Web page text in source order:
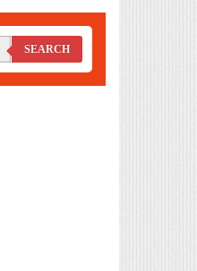
SEARCH